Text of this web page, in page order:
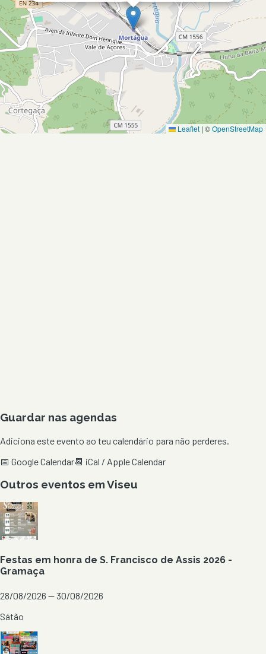
Leaflet | ©OpenStreetMap
Guardar nas agendas
Adiciona este evento ao teu calendário para não perderes.
📅 Google Calendar📆 iCal / Apple Calendar
Outros eventos emViseu
Festas em honra de S. Francisco de Assis 2026 -
Gramaça
28/08/2026 — 30/08/2026
Sátão